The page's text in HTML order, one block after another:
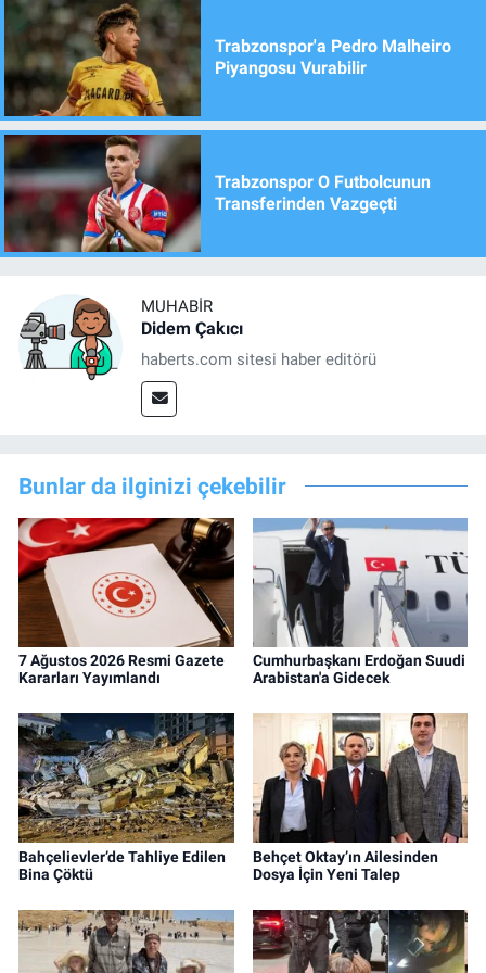
Trabzonspor'a Pedro Malheiro
Piyangosu Vurabilir
Trabzonspor O Futbolcunun
Transferinden Vazgeçti
MUHABIR
Didem Çakıcı
haberts.com sitesi haber editörü
Bunlar da ilginizi çekebilir
7 Ağustos 2026 Resmi Gazete
Kararları Yayımlandı
Cumhurbaşkanı Erdoğan Suudi
Arabistan'a Gidecek
Bahçelievler’de Tahliye Edilen
Bina Çöktü
Behçet Oktay’ın Ailesinden
Dosya İçin Yeni Talep